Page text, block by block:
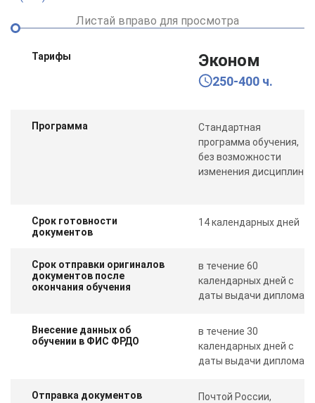
Листай вправо для просмотра
Тарифы Эконом
250-400 ч.
Программа
Стандартная
программа обучения,
без возможности
изменения дисциплин
Срок готовности
документов
14 календарных дней
Срок отправки оригиналов
документов после
окончания обучения
в течение 60
календарных дней с
даты выдачи диплома
Внесение данных об
обучении в ФИС ФРДО
в течение 30
календарных дней с
даты выдачи диплома
Отправка документов
Почтой России,